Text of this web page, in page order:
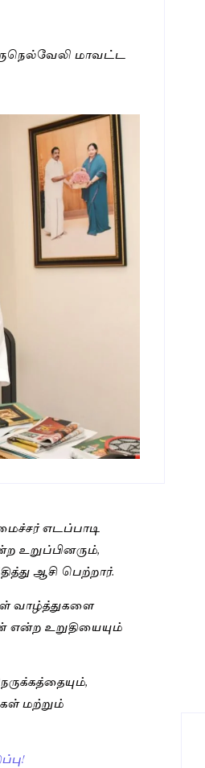
மாவட்ட
எடப்பாடி
உறுப்பினரும்,
ஆசி பெற்றார்.
வாழ்த்துகளை
என்ற உறுதியையும்
மற்றும்